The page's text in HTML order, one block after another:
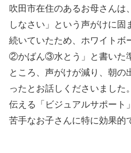
吹田市在住のあるお母さんは
しなさい」という声がけに固
続いていたため、ホワイト
②かばん③水とう」と書いた
ところ、声がけが減り、朝の
ったとお話しくださいました
伝える「ビジュアルサポート
苦手なお子さんに特に効果的